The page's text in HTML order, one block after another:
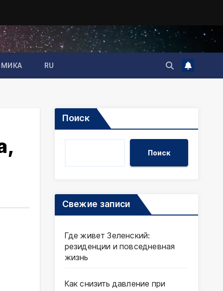
RU
Поиск
Поиск
Свежие записи
Где живет Зеленский:
резиденции и повседневная
жизнь
Как снизить давление при